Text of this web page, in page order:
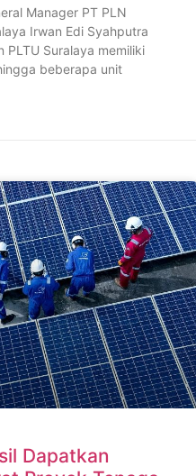
Manager PT PLN
Irwan Edi Syahputra
PLTU Suralaya memiliki
beberapa unit
Dapatkan